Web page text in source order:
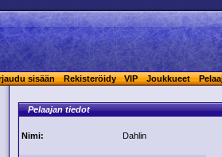
sisään Rekisteröidy VIP Joukkueet
Pelaajan tiedot
Nimi: Dahlin